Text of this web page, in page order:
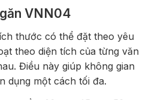
VNN04
thước có thể đặt theo yêu
theo diện tích của từng văn
Điều này giúp không gian
dụng một cách tối đa.